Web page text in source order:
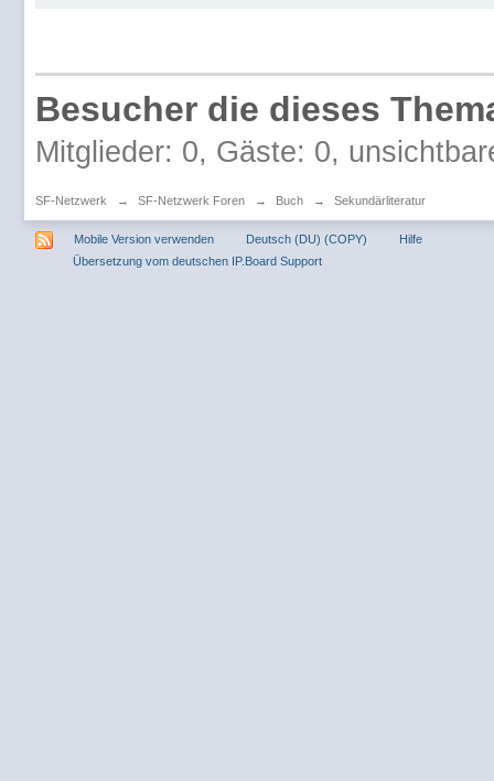
Besucher die dieses
Mitglieder: 0, Gäste: 0,
SF-Netzwerk → SF-Netzwerk Foren → Buch → Sekundärliteratur
Mobile Version verwenden Deutsch (DU) (COPY)
Hilfe
Übersetzung vom deutschen IP.Board Support